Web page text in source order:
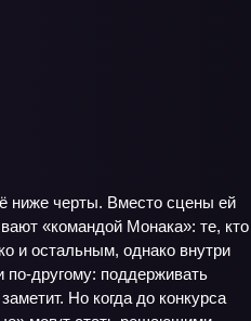
ниже черты. Вместо сцены ей
«командой Монака»: те, кто
и остальным, однако внутри
поддерживать
Но когда до конкурса